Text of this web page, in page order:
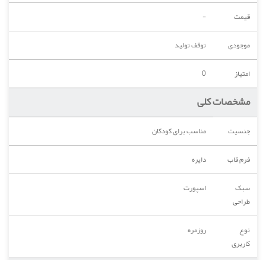
قیمت
-
موجودی
توقف تولید
امتیاز
0
مشخصات کلی
جنسیت
مناسب برای کودکان
فرم قاب
دایره
سبک
طراحی
اسپورت
نوع
کاربری
روزمره